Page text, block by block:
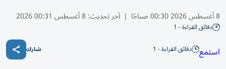
8 أغسطس 2026 00:30 صباحًا | آخر تحديث:8 أغسطس 00:31 2026
دقائق القراءة - 1
استمع دقائق القراءة - 1 شارك